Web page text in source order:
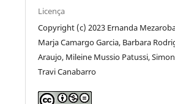
Licença
Copyright (c) 2023 Ernanda
Marja Camargo Garcia, Barbara
Araujo, Mileine Mussio Patussi,
Travi Canabarro